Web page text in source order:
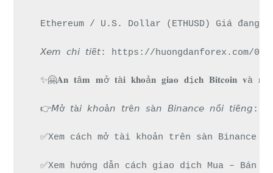
Ethereum / U.S. Dollar (ETHUSD) Giá
𝘟𝘦𝘮 𝘤𝘩𝘪 𝘵𝘪ế𝘵: https://huongdanforex.com/
✨🤗𝐀𝐧 𝐭â𝐦 𝐦ở 𝐭à𝐢 𝐤𝐡𝐨ả𝐧 𝐠𝐢𝐚𝐨 𝐝ị𝐜𝐡 𝐁𝐢𝐭𝐜𝐨𝐢𝐧 𝐯à
👉𝘔ở 𝘵à𝘪 𝘬𝘩𝘰ả𝘯 𝘵𝘳ê𝘯 𝘴à𝘯 𝘉𝘪𝘯𝘢𝘯𝘤𝘦 𝘯ổ𝘪
✅Xem cách mở tài khoản trên sàn Binance
✅Xem hướng dẫn cách giao dịch Mua –